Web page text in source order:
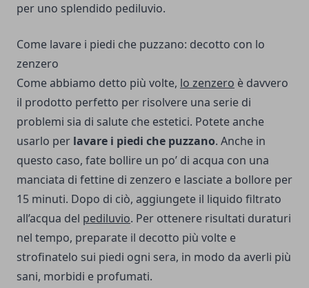
per uno splendido pediluvio.
Come lavare i piedi che puzzano: decotto con lo
zenzero
Come abbiamo detto più volte, lo zenzero è davvero
il prodotto perfetto per risolvere una serie di
problemi sia di salute che estetici. Potete anche
usarlo per lavare i piedi che puzzano. Anche in
questo caso, fate bollire un po’ di acqua con una
manciata di fettine di zenzero e lasciate a bollore per
15 minuti. Dopo di ciò, aggiungete il liquido filtrato
all’acqua del pediluvio. Per ottenere risultati duraturi
nel tempo, preparate il decotto più volte e
strofinatelo sui piedi ogni sera, in modo da averli più
sani, morbidi e profumati.